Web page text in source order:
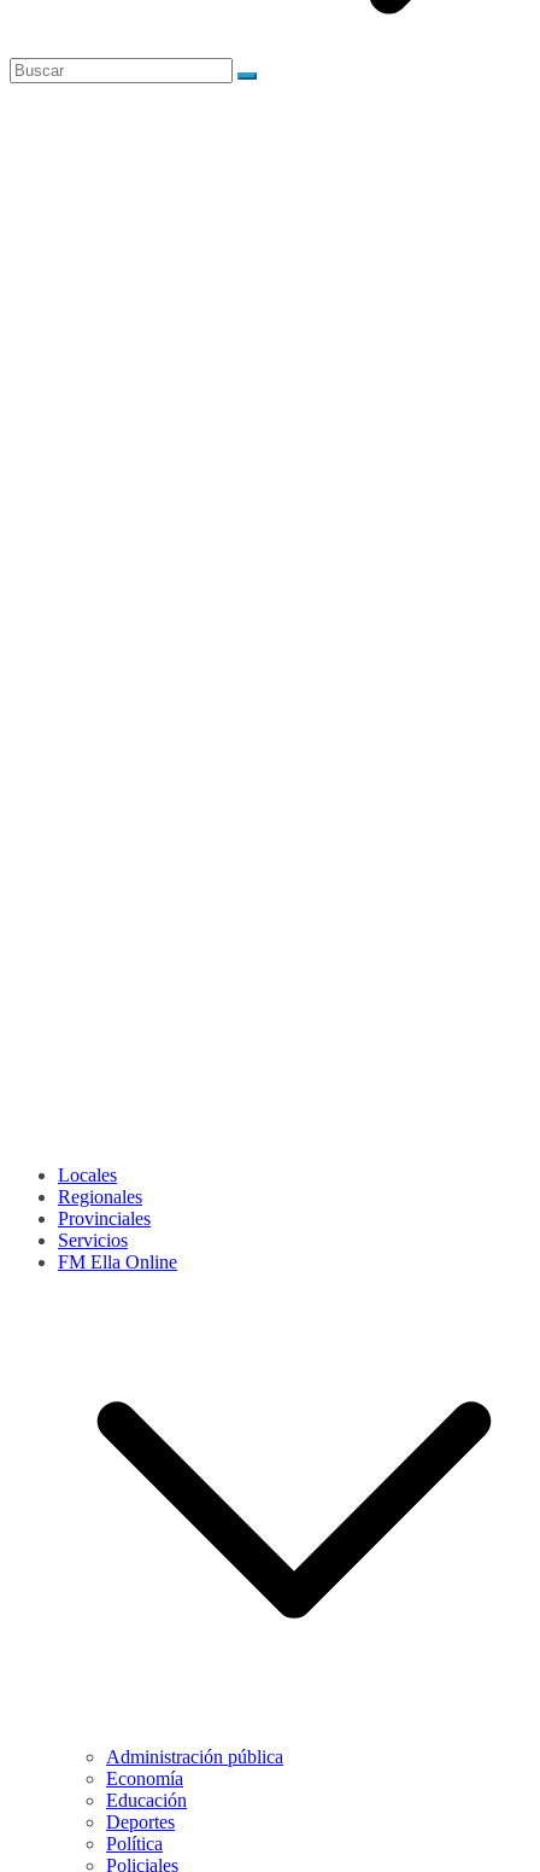
Locales
Regionales
Provinciales
Servicios
FM Ella Online
Administración pública
Economía
Educación
Deportes
Política
Policiales